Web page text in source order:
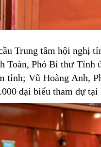
tâm hội nghị tỉnh
Toàn, Phó Bí thư
tỉnh; Vũ Hoàng Anh,
đại biểu tham dự